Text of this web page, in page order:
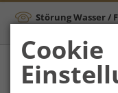
Störung Wasser /
Cookie